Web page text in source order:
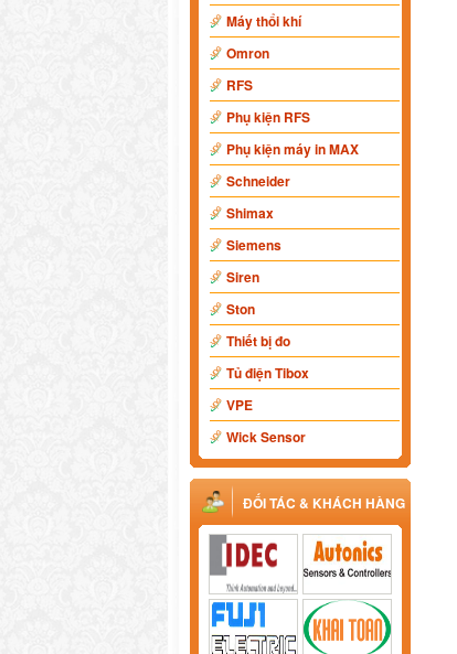
Máy thổi khí
Omron
RFS
Phụ kiện RFS
Phụ kiện máy in MAX
Schneider
Shimax
Siemens
Siren
Ston
Thiết bị đo
Tủ điện Tibox
VPE
Wick Sensor
ĐỐI TÁC & KHÁCH HÀNG